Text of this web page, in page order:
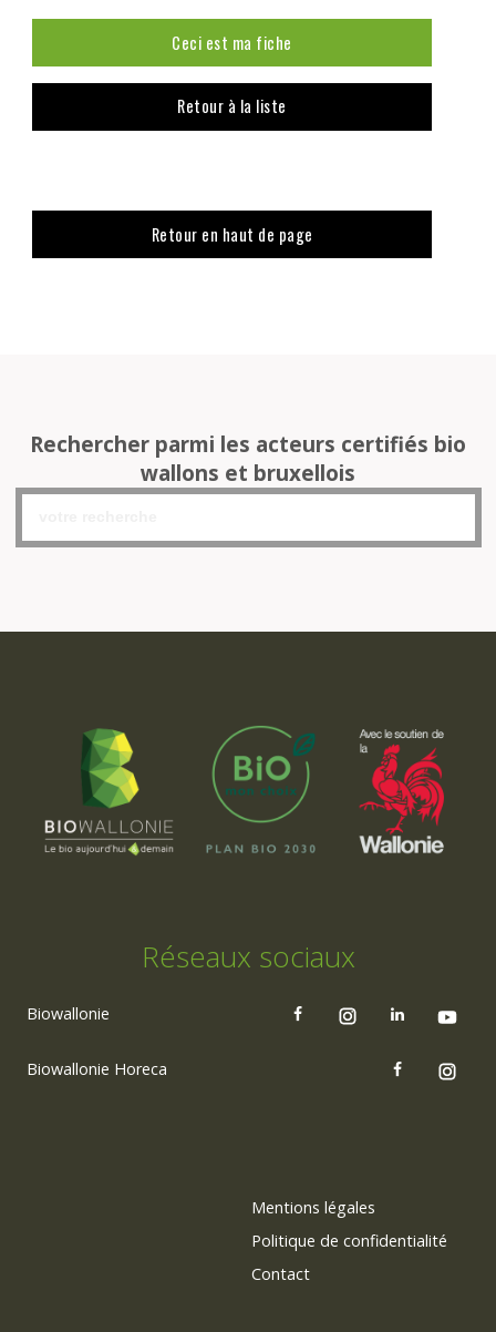
Ceci est ma fiche
Retour à la liste
Retour en haut de page
Rechercher parmi les acteurs certifiés bio
wallons et bruxellois
Réseaux sociaux
Biowallonie
Biowallonie Horeca
Mentions légales
Politique de confidentialité
Contact